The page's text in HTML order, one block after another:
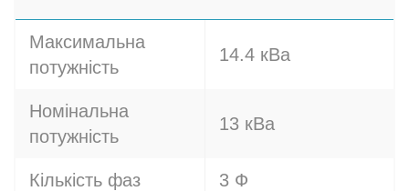
Максимальна
потужність
14.4 кВа
Номінальна
потужність
13 кВа
Кількість фаз 3 Ф